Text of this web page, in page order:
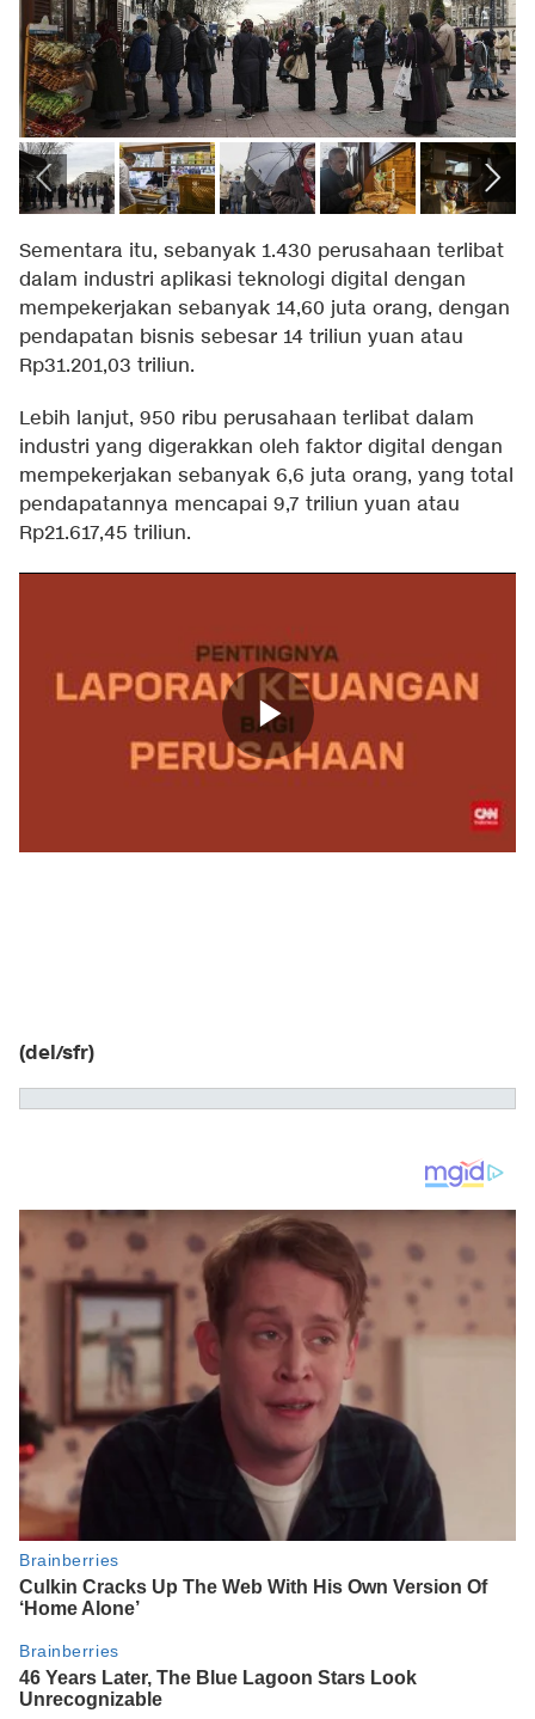
Sementara itu, sebanyak 1.430 perusahaan terlibat
dalam industri aplikasi teknologi digital dengan
mempekerjakan sebanyak 14,60 juta orang, dengan
pendapatan bisnis sebesar 14 triliun yuan atau
Rp31.201,03 triliun.
Lebih lanjut, 950 ribu perusahaan terlibat dalam
industri yang digerakkan oleh faktor digital dengan
mempekerjakan sebanyak 6,6 juta orang, yang total
pendapatannya mencapai 9,7 triliun yuan atau
Rp21.617,45 triliun.
(del/sfr)